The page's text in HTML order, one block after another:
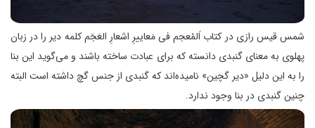
شمس قیس رازی در کتاب اَلمُعجم فی مَعاییرِ اشعارِ العَجَم کلمه دیر را در زبان
پهلوی به معنای گنبدی دانسته‌ که برای عبادت ساخته باشند و می‌گوید این بنا
را به این دلیل «دیر گچین» نامیده‌اند که گنبدی از جنس گچ داشته‌ است البته
چنین گنبدی در بنا وجود ندارد.